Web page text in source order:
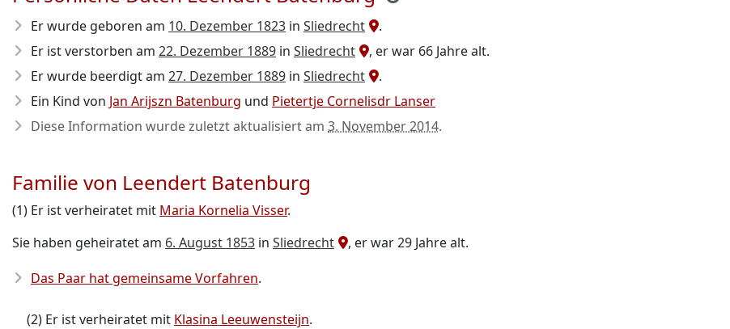
Er wurde geboren am 10. Dezember 1823 in Sliedrecht
.
Er ist verstorben am 22. Dezember 1889 in Sliedrecht
, er war 66 Jahre alt.
Er wurde beerdigt am 27. Dezember 1889 in Sliedrecht
.
Ein Kind von Jan Arijszn Batenburg und Pietertje Cornelisdr Lanser
Diese Information wurde zuletzt aktualisiert am 3. November 2014.
Familie von Leendert Batenburg
(1) Er ist verheiratet mit Maria Kornelia Visser.
Sie haben geheiratet am 6. August 1853 in Sliedrecht
, er war 29 Jahre alt.
Das Paar hat gemeinsame Vorfahren.
(2) Er ist verheiratet mit Klasina Leeuwensteijn.